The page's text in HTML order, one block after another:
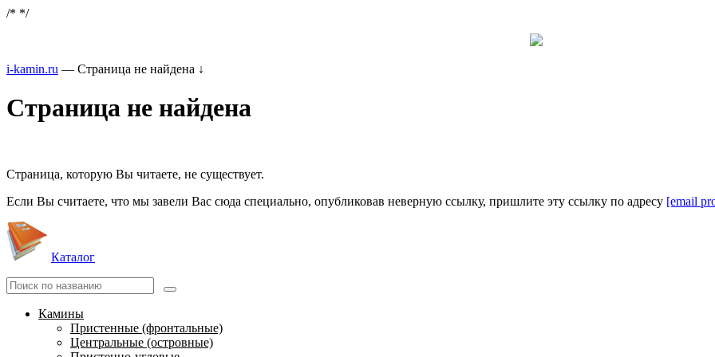
/* */
i-kamin.ru — Страница не найдена ↓
Страница не найдена
Страница, которую Вы читаете, не существует.
Если Вы считаете, что мы завели Вас сюда специально, опубликовав неверную ссылку, пришлите эту ссылку по адресу [email
Каталог
Камины
Пристенные (фронтальные)
Центральные (островные)